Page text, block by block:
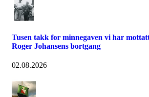
Tusen takk for minnegaven vi har
Roger Johansens bortgang
02.08.2026